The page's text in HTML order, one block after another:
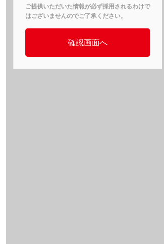
ご提供いただいた情報が必ず採用されるわけで
はございませんのでご了承ください。